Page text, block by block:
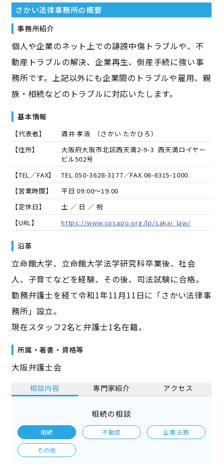
さかい法律事務所の概要
事務所紹介
個人や企業のネット上での誹謗中傷トラブルや、不
動産トラブルの解決、企業再生、倒産手続に強い事
務所です。上記以外にも企業間のトラブルや雇用、親
族・相続などのトラブルに対応いたします。
基本情報
【代表者】 酒井 孝浩 （さかい たかひろ）
【住所】
大阪府大阪市北区西天満2-9-3 西天満ロイヤー
ビル502号
【TEL／FAX】
TEL.050-3628-3177／FAX.06-6315-1000
【営業時間】
平日 09:00～19:00
【定休日】
土 ／ 日 ／ 祝
【URL】
https://www.sosapo.org/lp/sakai_law/
沿革
立命館大学、立命館大学法学研究科卒業後、社会
人、子育てなどを経験、その後、司法試験に合格。
勤務弁護士を経て令和1年11月11日に「さかい法律事
務所」設立。
現在スタッフ2名と弁護士1名在籍。
所属・著書・資格等
大阪弁護士会
相談内容 専門家紹介 アクセス
相続の相談
相続 不動産 企業法務
その他